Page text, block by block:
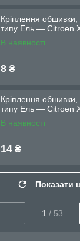
Кріплення
типу Ель — Citroen
В наявності
8 ₴
Кріплення
типу Ель — Citroen
В наявності
14 ₴
Показати
1 / 53